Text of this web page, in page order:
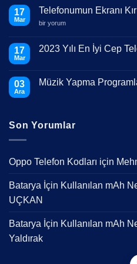
17
Mar
Telefonumun Ekranı
Telefonumun
Ne
Yapmalıyım?
bir yorum
17
Mar
2023 Yılı En İyi Cep
Yılı
Modelleri
Hangileri?
03
Ara
Müzik Yapma
Programları
Son Yorumlar
Oppo Telefon Kodları için
Batarya İçin Kullanılan mAh
UÇKAN
Batarya İçin Kullanılan mAh
Yaldırak